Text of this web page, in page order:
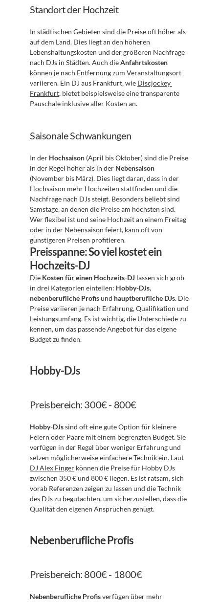
Standort der Hochzeit
In städtischen Gebieten sind die Preise oft höher als
auf dem Land. Dies liegt an den höheren
Lebenshaltungskosten und der größeren Nachfrage
nach DJs in Städten. Auch die Anfahrtskosten
können je nach Entfernung zum Veranstaltungsort
variieren. Ein DJ aus Frankfurt, wie Discjockey
Frankfurt, bietet beispielsweise eine transparente
Pauschale inklusive aller Kosten an.
Saisonale Schwankungen
In der Hochsaison (April bis Oktober) sind die Preise
in der Regel höher als in der Nebensaison
(November bis März). Dies liegt daran, dass in der
Hochsaison mehr Hochzeiten stattfinden und die
Nachfrage nach DJs steigt. Besonders beliebt sind
Samstage, an denen die Preise am höchsten sind.
Wer flexibel ist und seine Hochzeit an einem Freitag
oder in der Nebensaison feiert, kann oft von
günstigeren Preisen profitieren.
Preisspanne: So viel kostet ein
Hochzeits-DJ
Die Kosten für einen Hochzeits-DJ lassen sich grob
in drei Kategorien einteilen: Hobby-DJs
nebenberufliche Profis und hauptberufliche DJs. Die
Preise variieren je nach Erfahrung, Qualifikation und
Leistungsumfang. Es ist wichtig, die Unterschiede zu
kennen, um das passende Angebot für das eigene
Budget zu finden.
Hobby-DJs
Preisbereich: 300€ - 800€
Hobby-DJs sind oft eine gute Option für kleinere
Feiern oder Paare mit einem begrenzten Budget. Sie
verfügen in der Regel über weniger Erfahrung und
DJ Alex Finger können die Preise für Hobby DJs
zwischen 350 € und 800 € liegen. Es ist ratsam, sich
vorab Referenzen zeigen zu lassen und die Technik
des DJs zu begutachten, um sicherzustellen, dass die
Qualität den eigenen Ansprüchen genügt.
Nebenberufliche Profis
Preisbereich: 800€ - 1800€
Nebenberufliche Profis verfügen über mehr